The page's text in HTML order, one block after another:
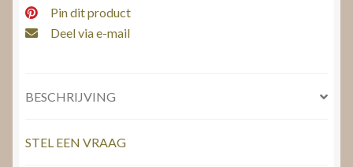
Pin dit product
Deel via e-mail
BESCHRIJVING
STEL EEN VRAAG